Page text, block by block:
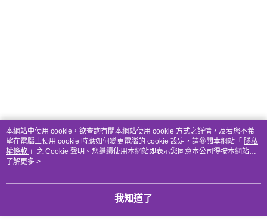
本網站中使用 cookie，欲查詢有關本網站使用 cookie 方式之詳情，及若您不希
望在電腦上使用 cookie 時應如何變更電腦的 cookie 設定，請參閱本網站「 隱私
權條款 」之 Cookie 聲明。您繼續使用本網站即表示您同意本公司得按本網站使
用條款之 Cookie 聲明使用 cookie。
了解更多 >
我知道了